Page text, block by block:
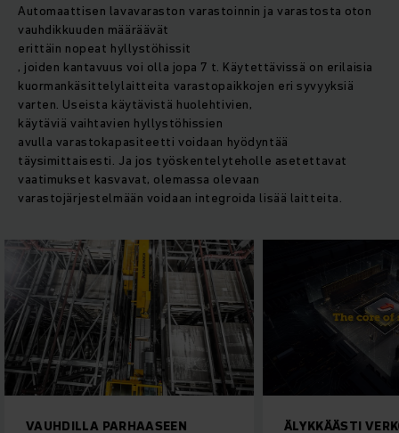
Automaattisen lavavaraston varastoinnin ja varastosta oton
vauhdikkuuden määräävät
erittäin nopeat hyllystöhissit
, joiden kantavuus voi olla jopa 7 t. Käytettävissä on erilaisia
kuormankäsittelylaitteita varastopaikkojen eri syvyyksiä
varten. Useista käytävistä huolehtivien,
käytäviä vaihtavien hyllystöhissien
avulla varastokapasiteetti voidaan hyödyntää
täysimittaisesti. Ja jos työskentelyteholle asetettavat
vaatimukset kasvavat, olemassa olevaan
varastojärjestelmään voidaan integroida lisää laitteita.
VAUHDILLA PARHAASEEN
ÄLYKKÄÄSTI